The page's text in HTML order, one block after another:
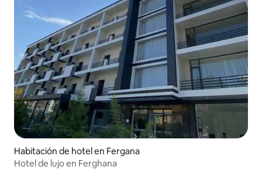
Habitación de hotel en Fergana
Hotel de lujo en Ferghana